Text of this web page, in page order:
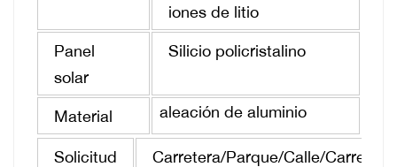
iones de litio
Panel
solar
Silicio policristalino
Material aleación de aluminio
Solicitud
Carretera/Parque/Calle/